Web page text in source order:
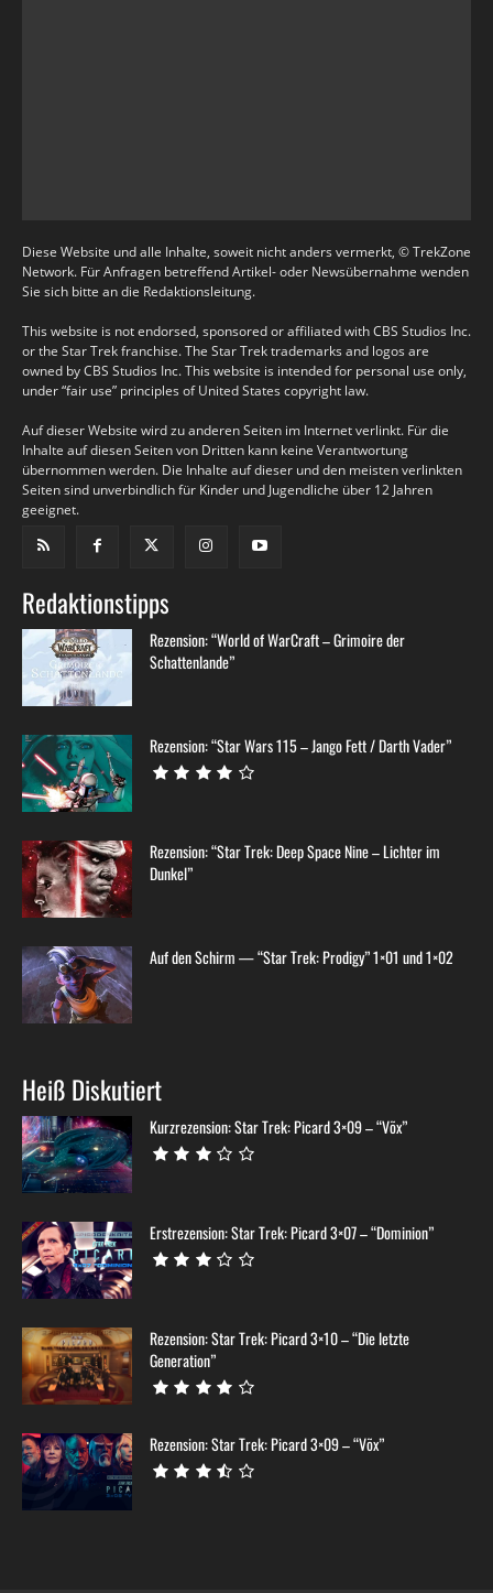
Diese Website und alle Inhalte, soweit nicht anders vermerkt, © TrekZone
Network. Für Anfragen betreffend Artikel- oder Newsübernahme wenden
Sie sich bitte an die Redaktionsleitung.
This website is not endorsed, sponsored or affiliated with CBS Studios Inc.
or the Star Trek franchise. The Star Trek trademarks and logos are
owned by CBS Studios Inc. This website is intended for personal use only,
under “fair use” principles of United States copyright law.
Auf dieser Website wird zu anderen Seiten im Internet verlinkt. Für die
Inhalte auf diesen Seiten von Dritten kann keine Verantwortung
übernommen werden. Die Inhalte auf dieser und den meisten verlinkten
Seiten sind unverbindlich für Kinder und Jugendliche über 12 Jahren
geeignet.
Redaktionstipps
Rezension: “World of WarCraft – Grimoire der
Schattenlande”
Rezension: “Star Wars 115 – Jango Fett / Darth Vader”
Rezension: “Star Trek: Deep Space Nine – Lichter im
Dunkel”
Auf den Schirm — “Star Trek: Prodigy” 1×01 und 1×02
Heiß Diskutiert
Kurzrezension: Star Trek: Picard 3×09 – “Võx”
Erstrezension: Star Trek: Picard 3×07 – “Dominion”
Rezension: Star Trek: Picard 3×10 – “Die letzte
Generation”
Rezension: Star Trek: Picard 3×09 – “Võx”